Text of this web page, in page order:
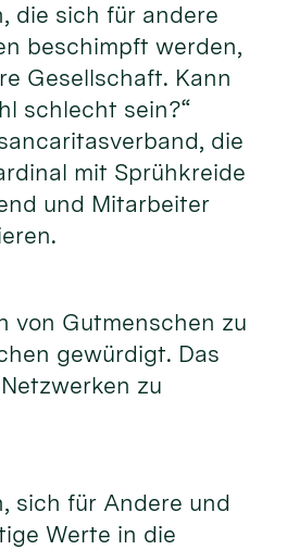
die sich für andere
beschimpft werden,
Gesellschaft. Kann
schlecht sein?“
die
mit Sprühkreide
und Mitarbeiter
von Gutmenschen zu
gewürdigt. Das
zu
sich für Andere und
Werte in die